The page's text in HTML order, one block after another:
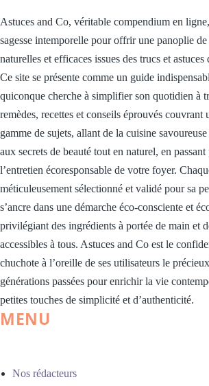
Astuces and Co, véritable compendium en
sagesse intemporelle pour offrir une panoplie
naturelles et efficaces issues des trucs et astuces
Ce site se présente comme un guide
quiconque cherche à simplifier son quotidien à
remèdes, recettes et conseils éprouvés couvrant
gamme de sujets, allant de la cuisine
aux secrets de beauté tout en naturel, en passant
l’entretien écoresponsable de votre foyer.
méticuleusement sélectionné et validé pour sa
s’ancre dans une démarche éco-consciente et
privilégiant des ingrédients à portée de main et
accessibles à tous. Astuces and Co est le
chuchote à l’oreille de ses utilisateurs le
générations passées pour enrichir la vie
petites touches de simplicité et d’authenticité.
MENU
Nos rédacteurs